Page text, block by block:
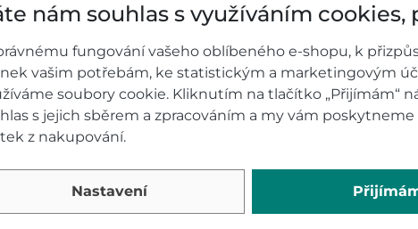
nám souhlas s využíváním cookies,
fungování vašeho oblíbeného e-shopu, k
vašim potřebám, ke statistickým a marketingovým
soubory cookie. Kliknutím na tlačítko „Přijímám“
s jejich sběrem a zpracováním a my vám
z nakupování.
Nastavení